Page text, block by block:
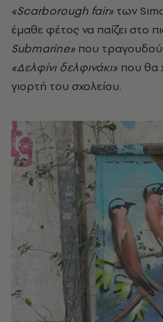
«Scarborough fair» των
έμαθε φέτος να παίζει στο
Submarine» που
«Δελφίνι δελφινάκι» που θα
γιορτή του σχολείου.